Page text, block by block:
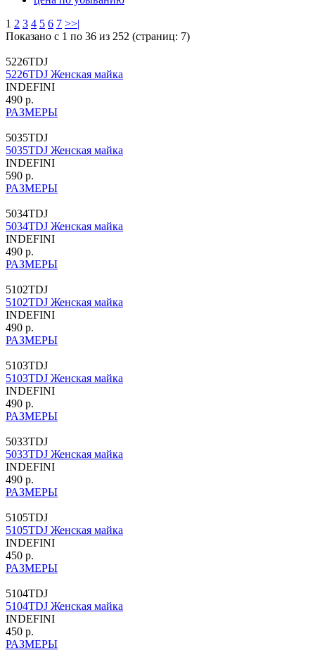
1 2 3 4 5 6 7 >>|
Показано с 1 по 36 из 252 (страниц: 7)
5226TDJ
5226TDJ Женская майка
INDEFINI
490 р.
РАЗМЕРЫ
5035TDJ
5035TDJ Женская майка
INDEFINI
590 р.
РАЗМЕРЫ
5034TDJ
5034TDJ Женская майка
INDEFINI
490 р.
РАЗМЕРЫ
5102TDJ
5102TDJ Женская майка
INDEFINI
490 р.
РАЗМЕРЫ
5103TDJ
5103TDJ Женская майка
INDEFINI
490 р.
РАЗМЕРЫ
5033TDJ
5033TDJ Женская майка
INDEFINI
490 р.
РАЗМЕРЫ
5105TDJ
5105TDJ Женская майка
INDEFINI
450 р.
РАЗМЕРЫ
5104TDJ
5104TDJ Женская майка
INDEFINI
450 р.
РАЗМЕРЫ